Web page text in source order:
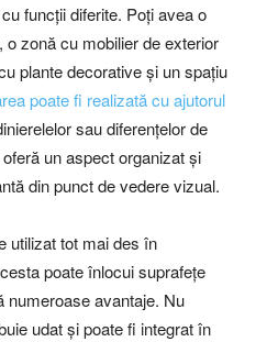
funcții diferite. Poți avea o
zonă cu mobilier de exterior
plante decorative și un spațiu
poate fi realizată cu ajutorul
sau diferențelor de
un aspect organizat și
din punct de vedere vizual.
utilizat tot mai des în
poate înlocui suprafețe
numeroase avantaje. Nu
udat și poate fi integrat în